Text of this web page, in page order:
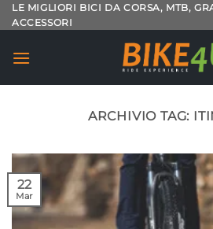
Salta
ai
LE MIGLIORI BICI DA CORSA, MTB,
ACCESSORI
ARCHIVIO TAG:
22
Mar